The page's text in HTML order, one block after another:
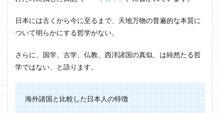
日本には古くから今に至るまで、天地万物の普遍的な本質に
ついて明らかにする哲学がない。
さらに、国学、古学、仏教、西洋諸国の真似、は純然たる哲
学ではない、と語ります。
海外諸国と比較した日本人の特徴